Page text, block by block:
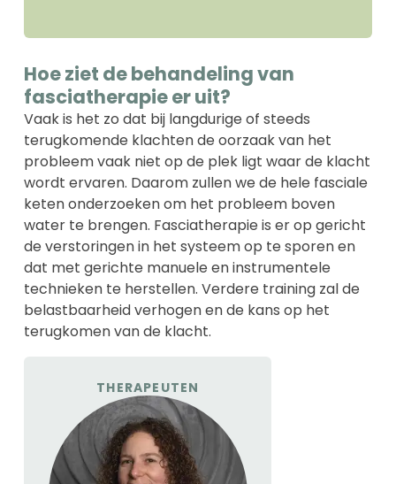
Hoe ziet de behandeling van
fasciatherapie er uit?
Vaak is het zo dat bij langdurige of steeds
terugkomende klachten de oorzaak van het
probleem vaak niet op de plek ligt waar de klacht
wordt ervaren. Daarom zullen we de hele fasciale
keten onderzoeken om het probleem boven
water te brengen. Fasciatherapie is er op gericht
de verstoringen in het systeem op te sporen en
dat met gerichte manuele en instrumentele
technieken te herstellen. Verdere training zal de
belastbaarheid verhogen en de kans op het
terugkomen van de klacht.
THERAPEUTEN